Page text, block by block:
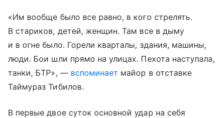
«Им вообще было все равно, в кого стрелять.
В стариков, детей, женщин. Там все в дыму
и в огне было. Горели кварталы, здания, машины,
люди. Бои шли прямо на улицах. Пехота наступала,
танки, БТР», — вспоминает майор в отставке
Таймураз Тибилов.
В первые двое суток основной удар на себя